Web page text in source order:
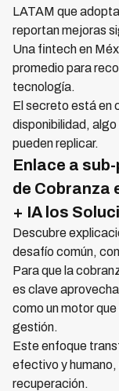
LATAM que
reportan mejoras
Una fintech en
promedio para
tecnología.
El secreto está en
disponibilidad,
pueden replicar.
Enlace a
de Cobranza
+ IA los
Descubre
desafío común,
Para que la
es clave
como un motor
gestión.
Este enfoque
efectivo y humano,
recuperación.